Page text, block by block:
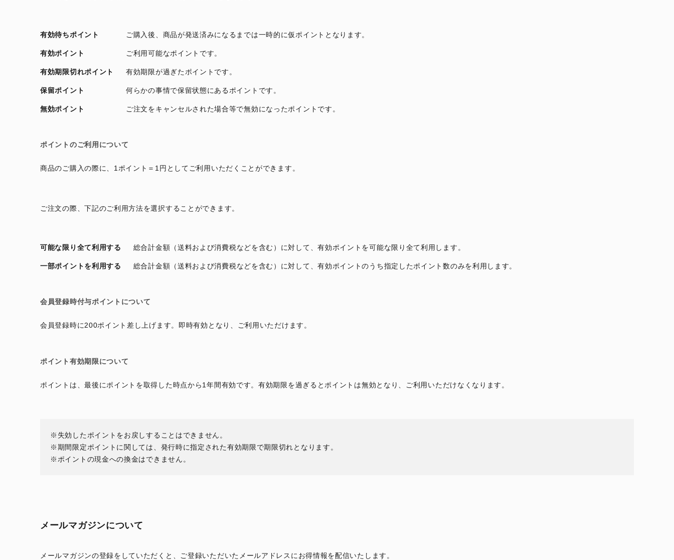
有効待ちポイント ご購入後、商品が発送済みになるまでは一時的に仮ポイントとなります。
有効ポイント ご利用可能なポイントです。
有効期限切れポイント 有効期限が過ぎたポイントです。
保留ポイント 何らかの事情で保留状態にあるポイントです。
無効ポイント ご注文をキャンセルされた場合等で無効になったポイントです。
ポイントのご利用について
商品のご購入の際に、1ポイント＝1円としてご利用いただくことができます。
ご注文の際、下記のご利用方法を選択することができます。
可能な限り全て利用する 総合計金額（送料および消費税などを含む）に対して、有効ポイントを可能な限り全て利用します。
一部ポイントを利用する 総合計金額（送料および消費税などを含む）に対して、有効ポイントのうち指定したポイント数のみを利用します。
会員登録時付与ポイントについて
会員登録時に200ポイント差し上げます。即時有効となり、ご利用いただけます。
ポイント有効期限について
ポイントは、最後にポイントを取得した時点から1年間有効です。有効期限を過ぎるとポイントは無効となり、ご利用いただけなくなります。
失効したポイントをお戻しすることはできません。
期間限定ポイントに関しては、発行時に指定された有効期限で期限切れとなります。
ポイントの現金への換金はできません。
メールマガジンについて
メールマガジンの登録をしていただくと、ご登録いただいたメールアドレスにお得情報を配信いたします。